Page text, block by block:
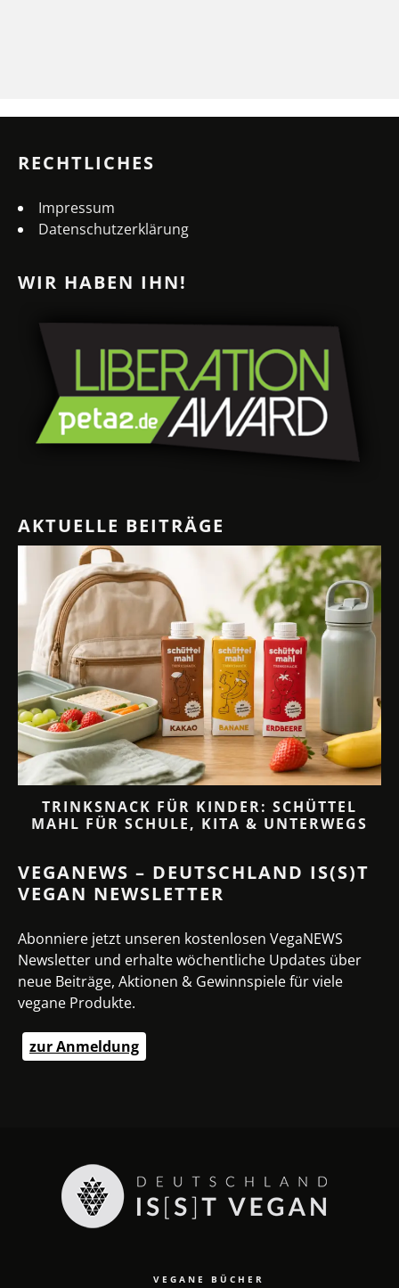
RECHTLICHES
Impressum
Datenschutzerklärung
WIR HABEN IHN!
AKTUELLE BEITRÄGE
TRINKSNACK FÜR KINDER: SCHÜTTEL
MAHL FÜR SCHULE, KITA & UNTERWEGS
VEGANEWS – DEUTSCHLAND IS(S)T
VEGAN NEWSLETTER
Abonniere jetzt unseren kostenlosen VegaNEWS
Newsletter und erhalte wöchentliche Updates über
neue Beiträge, Aktionen & Gewinnspiele für viele
vegane Produkte.
zur Anmeldung
VEGANE BÜCHER